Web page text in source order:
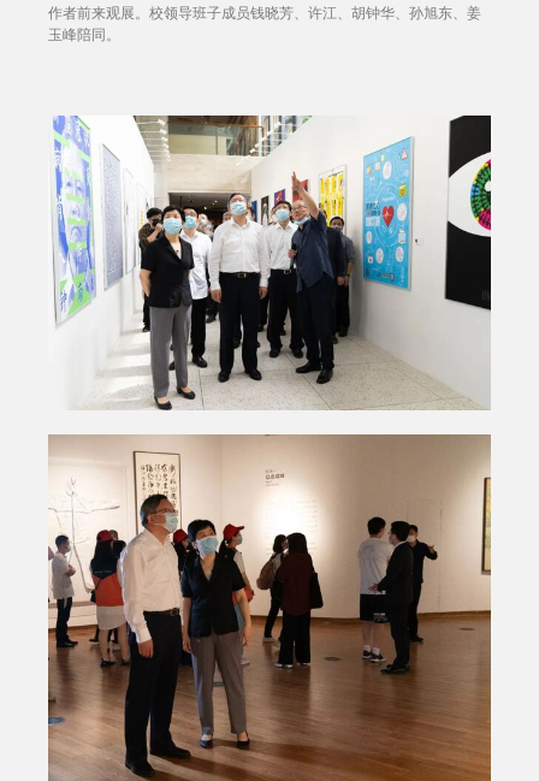
作者前来观展。校领导班子成员钱晓芳、许江、胡钟华、孙旭东、姜
玉峰陪同。